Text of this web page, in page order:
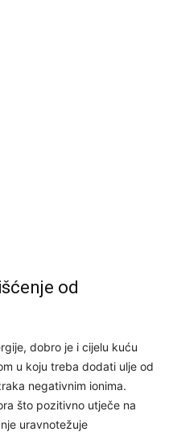
od
dobro je i cijelu kuću
u koju treba dodati ulje od
negativnim ionima.
što pozitivno utječe na
uravnotežuje